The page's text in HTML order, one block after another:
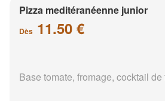
Pizza meditéranéenne junior
Dès 11.50 €
Base tomate, fromage, cocktail